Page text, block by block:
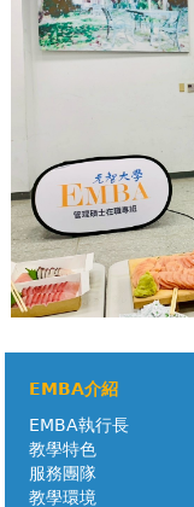
EMBA介紹
EMBA執行長
教學特色
服務團隊
教學環境